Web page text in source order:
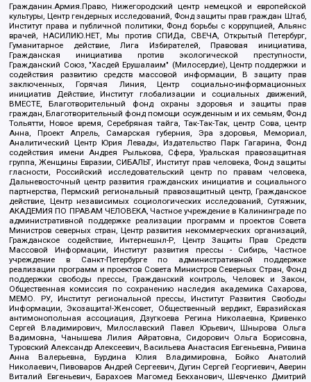
Гражданин.Армия.Право, Нижегородский центр немецкой и европейской
культуры, Центр гендерных исследований, Фонд защиты прав граждан Штаб,
Институт права и публичной политики, Фонд борьбы с коррупцией, Альянс
врачей, НАСИЛИЮ.НЕТ, Мы против СПИДа, СВЕЧА, Открытый Петербург,
Гуманитарное действие, Лига Избирателей, Правовая инициатива,
Гражданская инициатива против экологической преступности,
Гражданский Союз, "Хасдей Ерушалаим" (Милосердие), Центр поддержки и
содействия развитию средств массовой информации, В защиту прав
заключенных, Горячая Линия, Центр социально-информационных
инициатив Действие, Институт глобализации и социальных движений,
ВМЕСТЕ, Благотворительный фонд охраны здоровья и защиты прав
граждан, Благотворительный фонд помощи осужденным и их семьям, Фонд
Тольятти, Новое время, Серебряная тайга, Так-Так-Так, центр Сова, центр
Анна, Проект Апрель, Самарская губерния, Эра здоровья, Мемориал,
Аналитический Центр Юрия Левады, Издательство Парк Гагарина, Фонд
содействия имени Андрея Рылькова, Сфера, Уральская правозащитная
группа, Женщины Евразии, СИБАЛЬТ, Институт прав человека, Фонд защиты
гласности, Российский исследовательский центр по правам человека,
Дальневосточный центр развития гражданских инициатив и социального
партнерства, Пермский региональный правозащитный центр, Гражданское
действие, Центр независимых социологических исследований, Сутяжник,
АКАДЕМИЯ ПО ПРАВАМ ЧЕЛОВЕКА, Частное учреждение в Калининграде по
административной поддержке реализации программ и проектов Совета
Министров северных стран, Центр развития некоммерческих организаций,
Гражданское содействие, Интернешнл-Р, Центр Защиты Прав Средств
Массовой Информации, Институт развития прессы - Сибирь, Частное
учреждение в Санкт-Петербурге по административной поддержке
реализации программ и проектов Совета Министров Северных Стран, Фонд
поддержки свободы прессы, Гражданский контроль, Человек и Закон,
Общественная комиссия по сохранению наследия академика Сахарова,
МЕМО. РУ, Институт региональной прессы, Институт Развития Свободы
Информации, Экозащита!-Женсовет, Общественный вердикт, Евразийская
антимонопольная ассоциация, Дзугкоева Регина Николаевна, Кривенко
Сергей Владимирович, Милославский Павел Юрьевич, Шнырова Ольга
Вадимовна, Чанышева Лилия Айратовна, Сидорович Ольга Борисовна,
Туровский Александр Алексеевич, Васильева Анастасия Евгеньевна, Ривина
Анна Валерьевна, Бурдина Юлия Владимировна, Бойко Анатолий
Николаевич, Пивоваров Андрей Сергеевич, Дугин Сергей Георгиевич, Аверин
Виталий Евгеньевич, Барахоев Магомед Бекханович, Шевченко Дмитрий